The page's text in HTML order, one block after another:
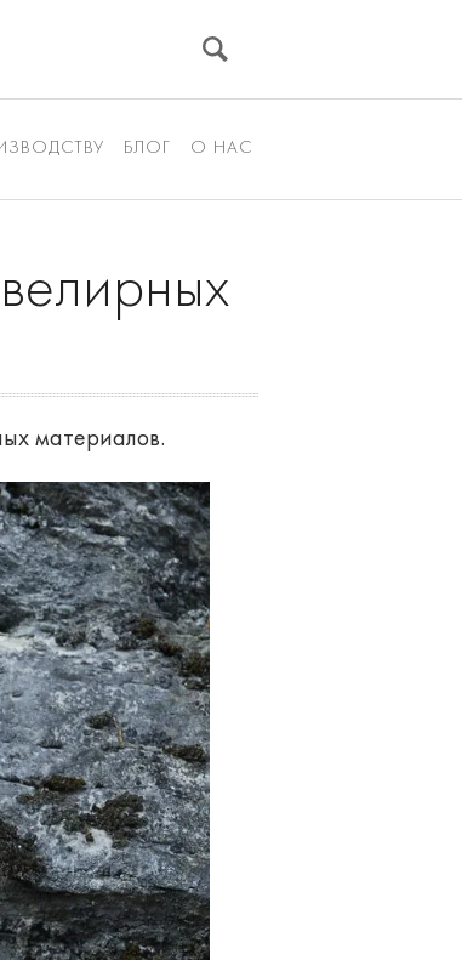
БЛОГ О НАС
материалов.